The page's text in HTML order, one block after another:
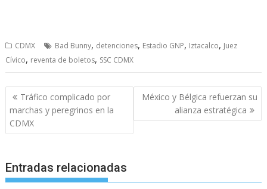
CDMX Bad Bunny, detenciones, Estadio GNP, Iztacalco, Juez
Cívico, reventa de boletos, SSC CDMX
Navegación
de
entradas
Tráfico complicado por
marchas y peregrinos en la
CDMX
México y Bélgica refuerzan su
alianza estratégica
Entradas relacionadas